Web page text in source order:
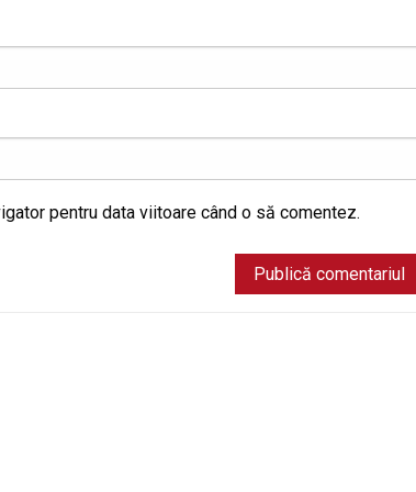
pentru data viitoare când o să comentez.